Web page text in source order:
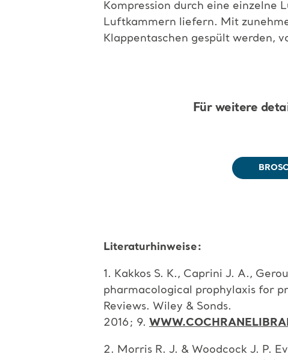
Kompression durch eine einzelne
Luftkammern liefern. Mit
Klappentaschen gespült werden,
Für weitere
Literaturhinweise:
1. Kakkos S. K., Caprini J. A.,
pharmacological prophylaxis for
Reviews. Wiley & Sonds.
2016; 9.
2. Morris R. J. & Woodcock J. P.